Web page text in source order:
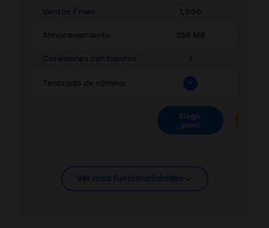
Ventas / mes
Almacenamiento
Conexiones con bancos
Timbrado de nómina ✓
Elegir
plan
Ver más funcionalidades